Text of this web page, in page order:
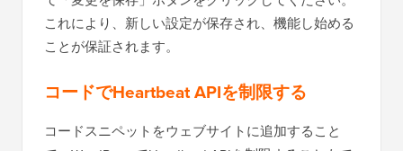
これにより、新しい設定が保存され、機能し始める
ことが保証されます。
コードでHeartbeat APIを制限する
コードスニペットをウェブサイトに追加すること